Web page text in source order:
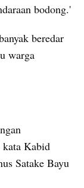
bodong.'
beredar
warga
Kabid
Satake Bayu